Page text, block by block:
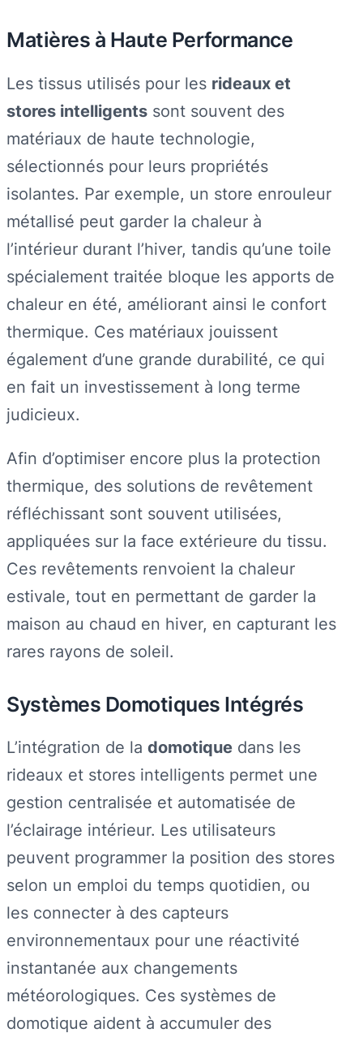
Matières à Haute Performance
Les tissus utilisés pour les rideaux et
stores intelligents sont souvent des
matériaux de haute technologie,
sélectionnés pour leurs propriétés
isolantes. Par exemple, un store enrouleur
métallisé peut garder la chaleur à
l’intérieur durant l’hiver, tandis qu’une toile
spécialement traitée bloque les apports de
chaleur en été, améliorant ainsi le confort
thermique. Ces matériaux jouissent
également d’une grande durabilité, ce qui
en fait un investissement à long terme
judicieux.
Afin d’optimiser encore plus la protection
thermique, des solutions de revêtement
réfléchissant sont souvent utilisées,
appliquées sur la face extérieure du tissu.
Ces revêtements renvoient la chaleur
estivale, tout en permettant de garder la
maison au chaud en hiver, en capturant les
rares rayons de soleil.
Systèmes Domotiques Intégrés
L’intégration de la domotique dans les
rideaux et stores intelligents permet une
gestion centralisée et automatisée de
l’éclairage intérieur. Les utilisateurs
peuvent programmer la position des stores
selon un emploi du temps quotidien, ou
les connecter à des capteurs
environnementaux pour une réactivité
instantanée aux changements
météorologiques. Ces systèmes de
domotique aident à accumuler des